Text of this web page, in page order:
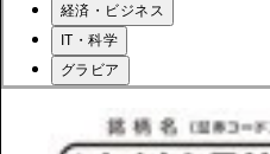
経済・ビジネス
IT・科学
グラビア